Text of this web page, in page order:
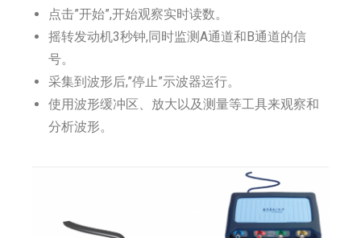
点击”开始”,开始观察实时读数。
摇转发动机3秒钟,同时监测A通道和B通道的信
号。
采集到波形后,”停止”示波器运行。
使用波形缓冲区、放大以及测量等工具来观察和
分析波形。